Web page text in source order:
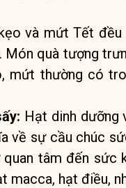
và mứt Tết
Món quà tượng
mứt thường có
Hạt dinh dưỡng
về sự cầu chúc
tâm đến sức
macca, hạt điều,